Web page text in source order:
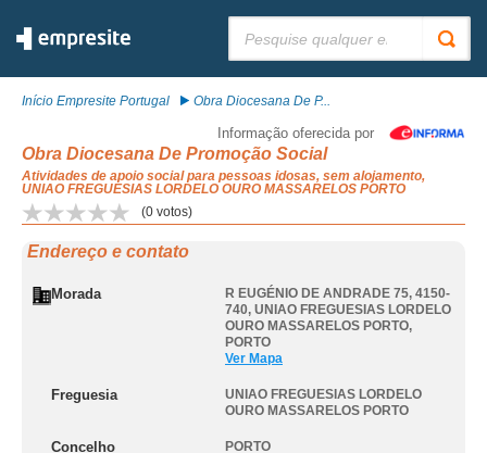
Início Empresite Portugal Obra Diocesana De P...
Informação oferecida por
Obra Diocesana De Promoção Social
Atividades de apoio social para pessoas idosas, sem alojamento,
UNIAO FREGUESIAS LORDELO OURO MASSARELOS PORTO
(0 votos)
Endereço e contato
Morada
R EUGÉNIO DE ANDRADE 75, 4150-
740, UNIAO FREGUESIAS LORDELO
OURO MASSARELOS PORTO,
PORTO
Ver Mapa
Freguesia
UNIAO FREGUESIAS LORDELO
OURO MASSARELOS PORTO
Concelho PORTO